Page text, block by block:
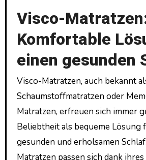
Visco-
Komfortable
einen gesunden
Visco-Matratzen, auch bekannt
Schaumstoffmatratzen oder
Matratzen, erfreuen sich immer
Beliebtheit als bequeme Lösung
gesunden und erholsamen
Matratzen passen sich dank